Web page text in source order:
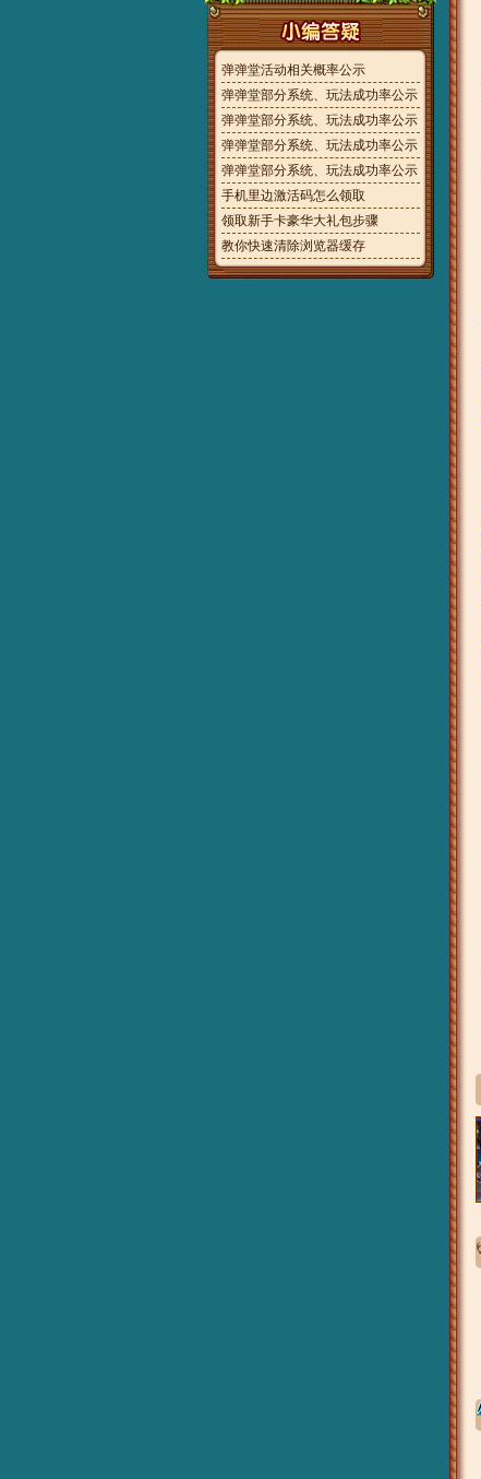
弹弹堂活动相关概率公示
弹弹堂部分系统、玩法成功率公示
弹弹堂部分系统、玩法成功率公示
弹弹堂部分系统、玩法成功率公示
弹弹堂部分系统、玩法成功率公示
手机里边激活码怎么领取
领取新手卡豪华大礼包步骤
教你快速清除浏览器缓存